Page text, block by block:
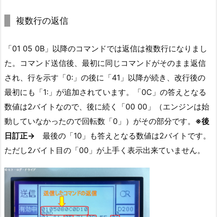
複数行の返信
「01 05 0B」以降のコマンドでは返信は複数行になりまし
た。コマンド送信後、最初に同じコマンドがそのまま返信
され、行を示す「0:」の後に「41」以降が続き、改行後の
最初にも「1:」が追加されています。「0C」の答えとなる
数値は2バイトなので、後に続く「00 00」（エンジンは始
動していなかったので回転数「0」）がその部分です。 ※後
日訂正→ 最後の「10」も答えとなる数値は2バイトです。
ただし2バイト目の「00」が上手く表示出来ていません。